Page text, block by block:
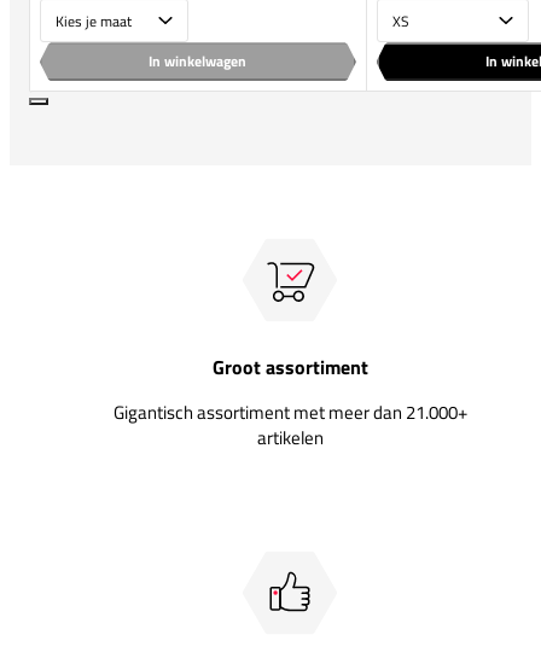
In winkelwagen In
Groot assortiment
Gigantisch assortiment met meer dan 21.000+
artikelen